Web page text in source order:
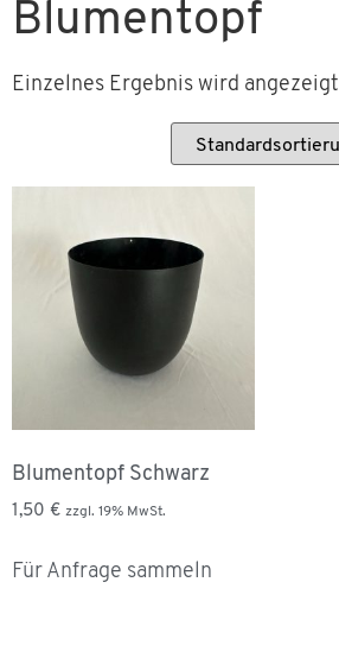
Blumentopf
Einzelnes Ergebnis wird angezeigt
Blumentopf Schwarz
1,50 € zzgl. 19% MwSt.
Für Anfrage sammeln